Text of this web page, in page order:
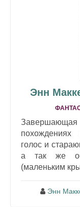
Энн
Завершающая
голос и
а так же
(маленьким
Энн